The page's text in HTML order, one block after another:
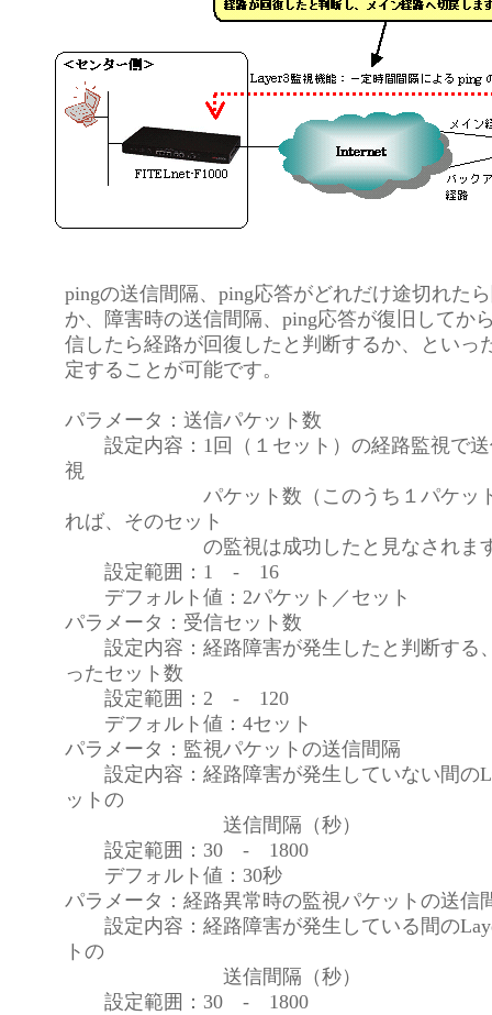
pingの送信間隔、ping応答がどれだけ途切れた
か、障害時の送信間隔、ping応答が復旧してか
信したら経路が回復したと判断するか、といっ
定することが可能です。
パラメータ：送信パケット数
設定内容：1回（１セット）の経路監視で送
視
パケット数（このうち１パケット
れば、そのセット
の監視は成功したと見なされま
設定範囲：1 - 16
デフォルト値：2パケット／セット
パラメータ：受信セット数
設定内容：経路障害が発生したと判断する
ったセット数
設定範囲：2 - 120
デフォルト値：4セット
パラメータ：監視パケットの送信間隔
設定内容：経路障害が発生していない間の
ットの
送信間隔（秒）
設定範囲：30 - 1800
デフォルト値：30秒
パラメータ：経路異常時の監視パケットの送信
設定内容：経路障害が発生している間の
トの
送信間隔（秒）
設定範囲：30 - 1800